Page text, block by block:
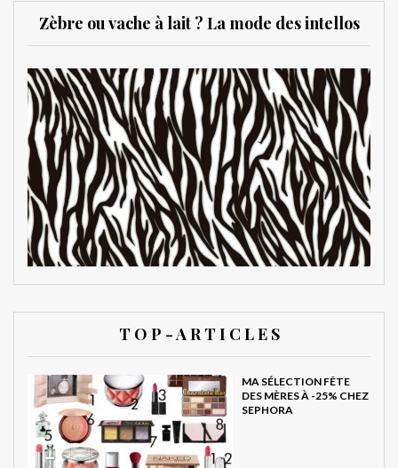
Zèbre ou vache à lait ? La mode des intellos
T O P - A R T I C L E S
MA SÉLECTION FÊTE
DES MÈRES À -25% CHEZ
SEPHORA